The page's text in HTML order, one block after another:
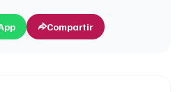
Compartir